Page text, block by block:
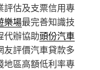
評估及支票信用專
樂場最完善知識技
代辦協助頭份汽車
友評價汽車貸款多
地區高額低利率專